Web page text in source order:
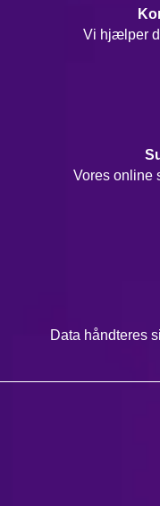
Vi hjælper
Vores online
Data håndteres